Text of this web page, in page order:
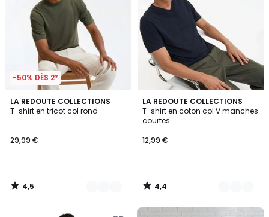
-50% DÈS 2*
LA REDOUTE COLLECTIONS
T-shirt en tricot col rond
29,99 €
4,5
/ 5
3
Couleurs
4,5
/
LA REDOUTE COLLECTIONS
T-shirt en coton col V manches
courtes
12,99 €
4,4
/ 5
5
Couleurs
4,4
/
FINAL